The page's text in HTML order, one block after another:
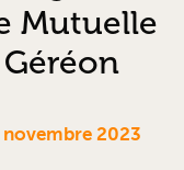
Mutuelle
novembre 2023